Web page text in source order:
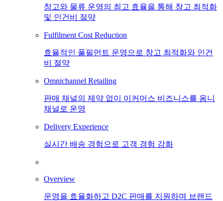
창고와 물류 운영의 최고 효율을 통해 창고 최적화
및 인건비 절약
Fulfilment Cost Reduction
효율적인 풀필먼트 운영으로 창고 최적화와 인건
비 절약
Omnichannel Retailing
판매 채널의 제약 없이 이커머스 비즈니스를 옴니
채널로 운영
Delivery Experience
실시간 배송 경험으로 고객 경험 강화
Overview
운영을 효율화하고 D2C 판매를 지원하며 브랜드